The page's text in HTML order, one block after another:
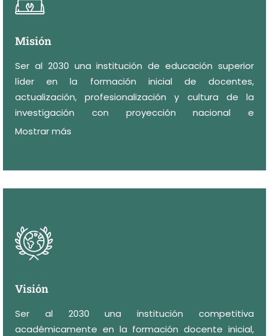
Misión
Ser al 2030 una institución de educación superior
líder en la formación inicial de docentes,
actualización, profesionalización y cultura de la
investigación con proyección nacional e
internacional, comprometida con la calidad
Mostrar más
Visión
Ser al 2030 una institución competitiva
académicamente en la formación docente inicial,